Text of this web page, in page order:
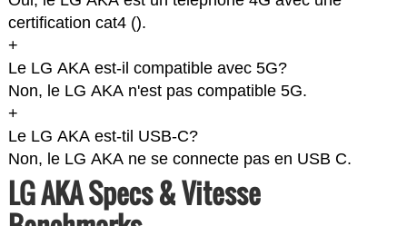
certification cat4 ().
+
Le LG AKA est-il compatible avec 5G?
Non, le LG AKA n'est pas compatible 5G.
+
Le LG AKA est-til USB-C?
Non, le LG AKA ne se connecte pas en USB C.
LG AKA Specs & Vitesse